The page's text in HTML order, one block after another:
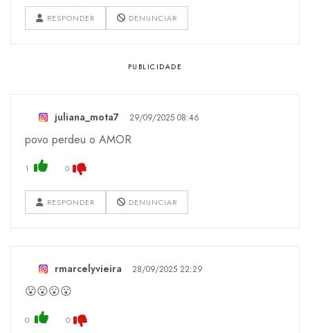
RESPONDER DENUNCIAR
juliana_mota7 29/09/2025 08:46
povo perdeu o AMOR
1 0
RESPONDER DENUNCIAR
rmarcelyvieira 28/09/2025 22:29
😮😮😮😮
0 0